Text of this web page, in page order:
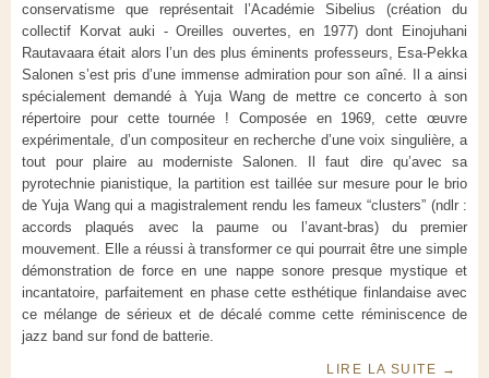
conservatisme que représentait l’Académie Sibelius (création du
collectif Korvat auki - Oreilles ouvertes, en 1977) dont Einojuhani
Rautavaara était alors l’un des plus éminents professeurs, Esa-Pekka
Salonen s’est pris d’une immense admiration pour son aîné. Il a ainsi
spécialement demandé à Yuja Wang de mettre ce concerto à son
répertoire pour cette tournée ! Composée en 1969, cette œuvre
expérimentale, d’un compositeur en recherche d’une voix singulière, a
tout pour plaire au moderniste Salonen. Il faut dire qu’avec sa
pyrotechnie pianistique, la partition est taillée sur mesure pour le brio
de Yuja Wang qui a magistralement rendu les fameux “clusters” (ndlr :
accords plaqués avec la paume ou l’avant-bras) du premier
mouvement. Elle a réussi à transformer ce qui pourrait être une simple
démonstration de force en une nappe sonore presque mystique et
incantatoire, parfaitement en phase cette esthétique finlandaise avec
ce mélange de sérieux et de décalé comme cette réminiscence de
jazz band sur fond de batterie.
LIRE LA SUITE →